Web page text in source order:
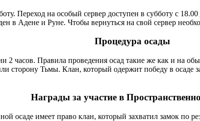
Переход на особый сервер доступен в субботу с
в Адене и Руне. Чтобы вернуться на свой сервер
Процедура осады
2 часов. Правила проведения осад такие же как и на
сторону Тьмы. Клан, который одержит победу в осаде
Награды за участие в
осаде имеет право клан, который захватил замок по